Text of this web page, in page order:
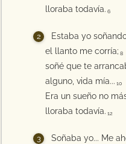
lloraba todavía. 6
Estaba yo
el llanto me corría; 8
soñé que te
alguno, vida mía... 10
Era un sueño no
lloraba todavía. 12
Soñaba yo... Me